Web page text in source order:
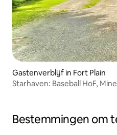
Gastenverblijf in Fort Plain
Starhaven: Baseball HoF,
Bestemmingen om